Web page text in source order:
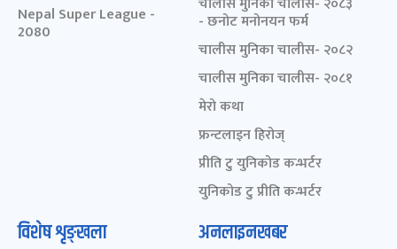
Nepal Super League -
2080
- छनोट मनोनयन फर्म
चालीस मुनिका चालीस- २०८२
चालीस मुनिका चालीस- २०८१
मेरो कथा
फ्रन्टलाइन हिरोज्
प्रीति टु युनिकोड कन्भर्टर
युनिकोड टु प्रीति कन्भर्टर
विशेष शृङ्खला अनलाइनखबर